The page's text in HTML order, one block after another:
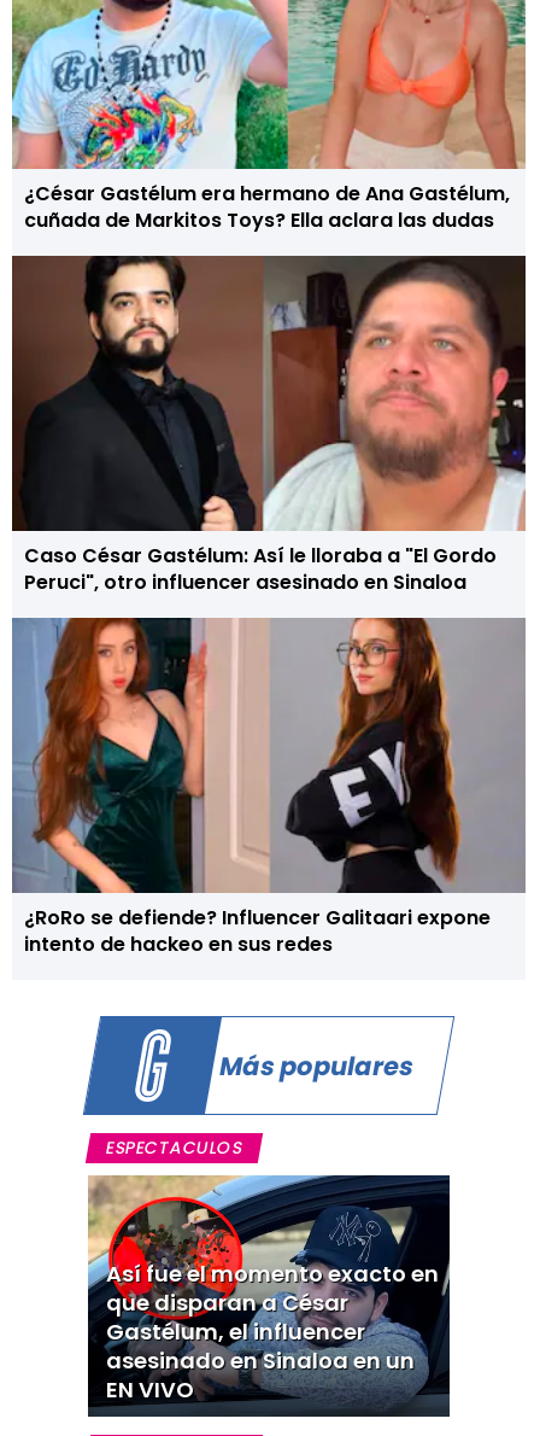
¿César Gastélum era hermano de Ana Gastélum,
cuñada de Markitos Toys? Ella aclara las dudas
Caso César Gastélum: Así le lloraba a "El Gordo
Peruci", otro influencer asesinado en Sinaloa
¿RoRo se defiende? Influencer Galitaari expone
intento de hackeo en sus redes
Más populares
ESPECTACULOS
Así fue el momento exacto en
que disparan a César
Gastélum, el influencer
asesinado en Sinaloa en un
EN VIVO